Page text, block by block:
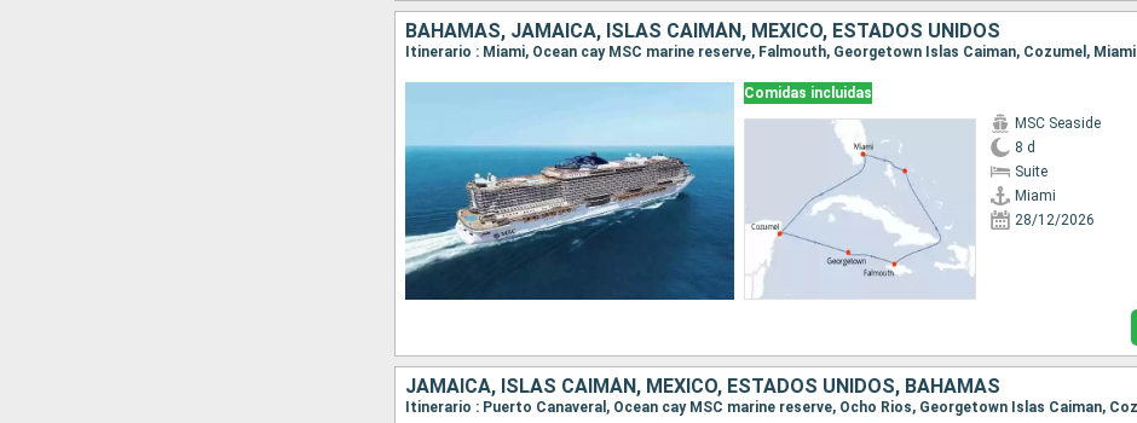
BAHAMAS, JAMAICA, ISLAS CAIMÁN, MÉXICO, ESTADOS UNIDOS
Itinerario : Miami, Ocean cay MSC marine reserve, Falmouth, Georgetown Islas Caiman, Cozumel, Miami
Comidas incluidas
MSC Seaside
8 d
Suite
Miami
28/12/2026
JAMAICA, ISLAS CAIMÁN, MÉXICO, ESTADOS UNIDOS, BAHAMAS